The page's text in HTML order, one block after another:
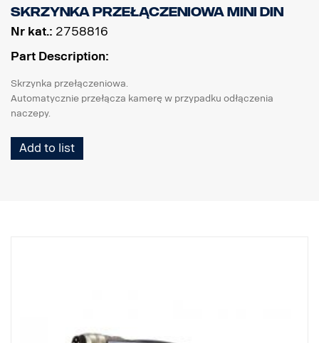
Skrzynka przełączeniowa MINI DIN
Nr kat.: 2758816
Part Description:
Skrzynka przełączeniowa.
Automatycznie przełącza kamerę w przypadku odłączenia
naczepy.
Add to list